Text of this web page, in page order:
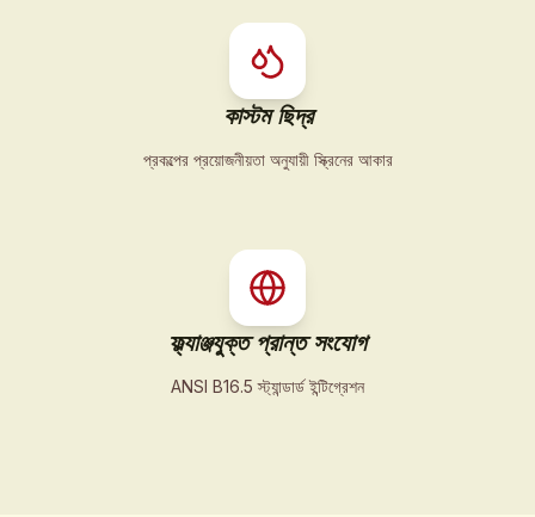
কাস্টম ছিদ্র
প্রকল্পের প্রয়োজনীয়তা অনুযায়ী স্ক্রিনের আকার
ফ্ল্যাঞ্জযুক্ত প্রান্ত সংযোগ
ANSI B16.5 স্ট্যান্ডার্ড ইন্টিগ্রেশন